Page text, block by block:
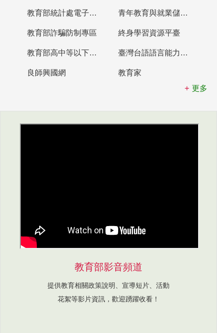
教育部統計處電子書櫃 青年教育與就業儲蓄帳戶
教育部詐騙防制專區 終身學習資源平臺
教育部高中等以下學校及幼兒園教師資格檢定考試 臺灣台語語言能力認證網站
良師興國網
教育家
更多
教育部影音頻道
提供教育相關政策說明、宣導短片、活動
花絮等影片資訊，歡迎踴躍收看！